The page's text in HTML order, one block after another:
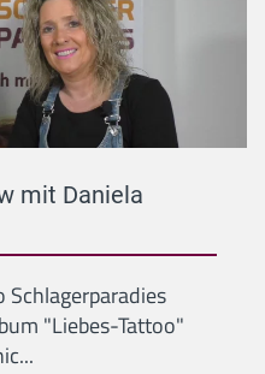
mit Daniela
"Liebes-Tattoo"